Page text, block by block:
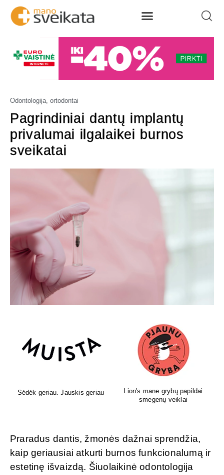
Odontologija, ortodontai
Pagrindiniai dantų implantų
privalumai ilgalaikei burnos
sveikatai
Sėdėk geriau. Jauskis geriau
Lion's mane grybų papildai
smegenų veiklai
Praradus dantis, žmonės dažnai sprendžia,
kaip geriausiai atkurti burnos funkcionalumą ir
estetinę išvaizdą. Šiuolaikinė odontologija